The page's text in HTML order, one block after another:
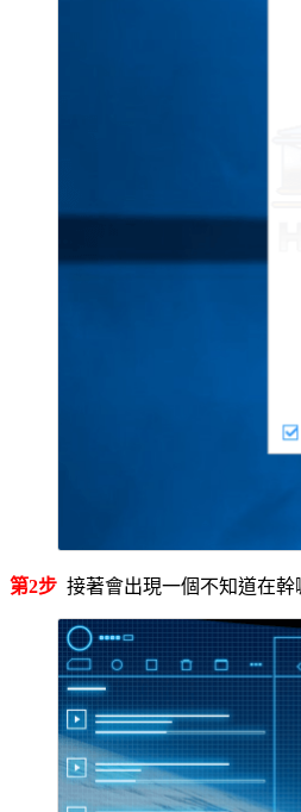
第2步 接著會出現一個不知道在